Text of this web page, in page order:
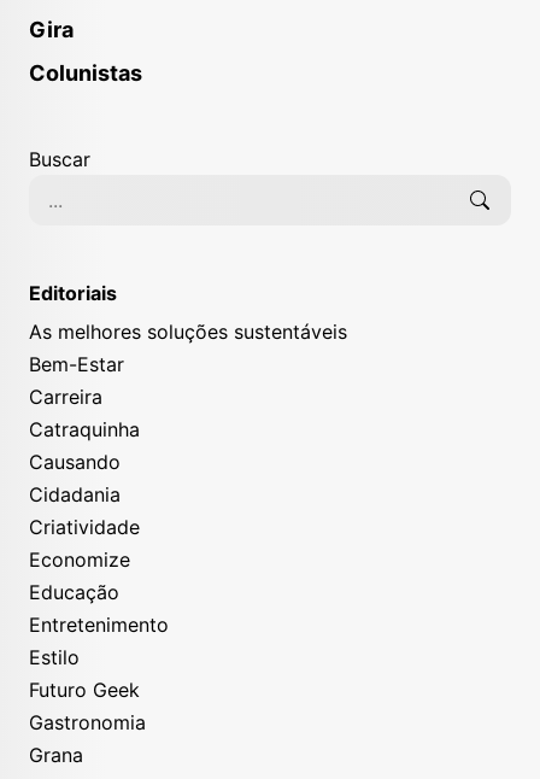
Gira
Colunistas
Buscar
Editoriais
As melhores soluções sustentáveis
Bem-Estar
Carreira
Catraquinha
Causando
Cidadania
Criatividade
Economize
Educação
Entretenimento
Estilo
Futuro Geek
Gastronomia
Grana